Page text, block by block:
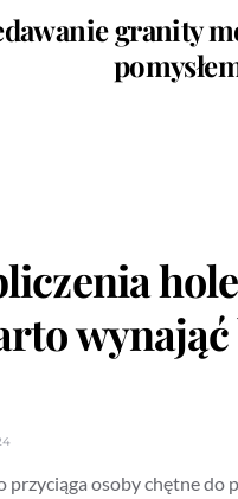
granity
osoby chętne do